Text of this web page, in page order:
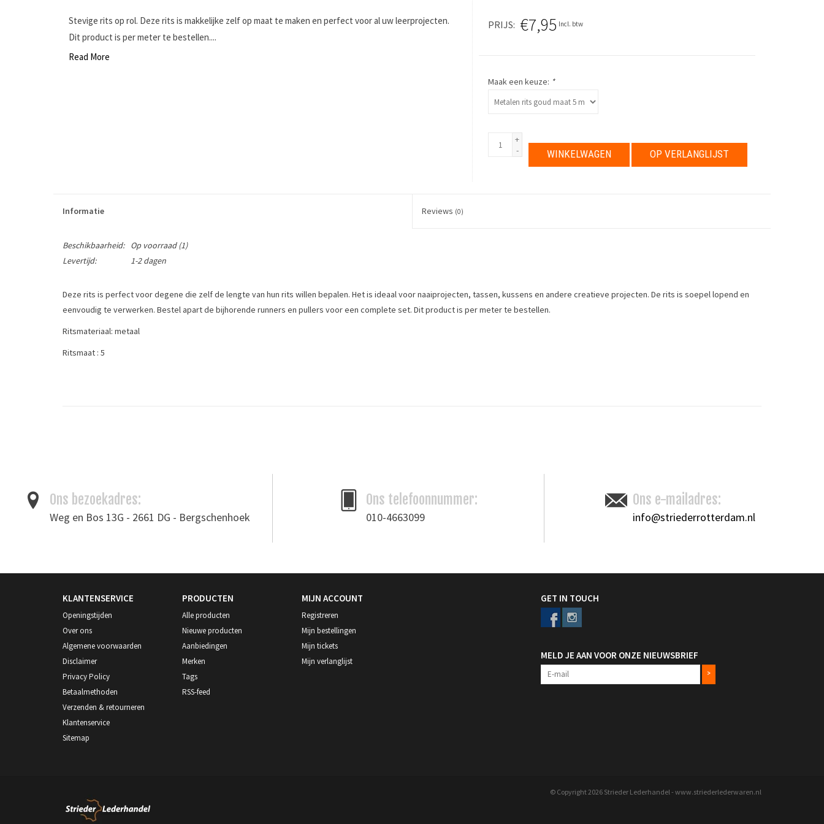
PRIJS €7,95 Incl. btw
Maak een keuze: *
+
-
WINKELWAGEN OP VERLANGLIJST
Stevige rits op rol. Deze rits is makkelijke zelf op maat te maken en perfect voor al uw leerprojecten.
Dit product is per meter te bestellen....
Read More
Informatie Reviews (0)
Beschikbaarheid: Op voorraad(1)
Levertijd:
1-2 dagen
Deze rits is perfect voor degene die zelf de lengte van hun rits willen bepalen. Het is ideaal voor naaiprojecten, tassen, kussens en andere creatieve projecten. De rits is soepel lopend en
eenvoudig te verwerken. Bestel apart de bijhorende runners en pullers voor een complete set. Dit product is per meter te bestellen.
Ritsmateriaal: metaal
Ritsmaat : 5
Toevoegen om te vergelijken/
Ons bezoekadres:
Weg en Bos 13G - 2661 DG - Bergschenhoek
Ons telefoonnummer:
010-4663099
Ons e-mailadres:
info@striederrotterdam.nl
KLANTENSERVICE
Openingstijden
Over ons
Algemene voorwaarden
Disclaimer
Privacy Policy
Betaalmethoden
Verzenden & retourneren
Klantenservice
Sitemap
PRODUCTEN
Alle producten
Nieuwe producten
Aanbiedingen
Merken
Tags
RSS-feed
MIJN ACCOUNT
Registreren
Mijn bestellingen
Mijn tickets
Mijn verlanglijst
GET IN TOUCH
MELD JE AAN VOOR ONZE NIEUWSBRIEF
>
© Copyright 2026 Strieder Lederhandel - www.striederlederwaren.nl